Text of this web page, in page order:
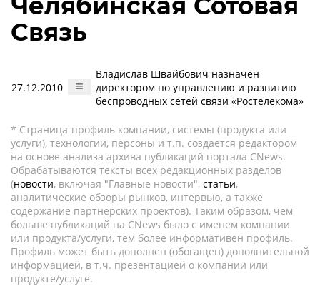
Связь
27.12.2010
Владислав Швайбович назначен
директором по управлению и развитию
беспроводных сетей связи «Ростелекома»
* Страница-профиль компании, системы (продукта или
услуги), технологии, персоны и т.п. создается редактором
на основе анализа архива публикаций портала CNews.
Обрабатываются тексты всех редакционных разделов
(новости, включая "Главные новости", статьи,
аналитические обзоры рынков, интервью, а также
содержание партнёрских проектов). Таким образом, чем
больше публикаций на CNews было с именем компании
или продукта/услуги, тем более информативен профиль.
Профиль может быть дополнен (обогащен) дополнительной
информацией, в т.ч. презентацией о компании или
продукте/услуге.